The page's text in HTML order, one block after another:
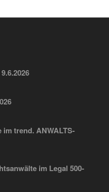
trend. ANWALTS-
im Legal 500-